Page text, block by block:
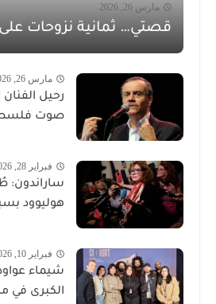
مارس 26, 2026
قصتي… ثمانية نزوحات
مارس 26, 2026
رحيل الفنان
صوت
فبراير 28, 2026
ساراندون:
هوليوود
فبراير 10, 2026
شيماء
الكبرى في